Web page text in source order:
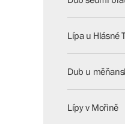
Lípa u Hlásné
Dub u
Lípy v Mořině